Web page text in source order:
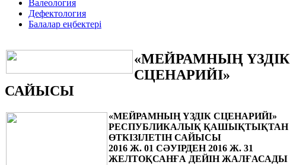
Валеология
Дефектология
Балалар еңбектері
«МЕЙРАМНЫҢ ҮЗДІК
СЦЕНАРИЙІ»
САЙЫСЫ
«МЕЙРАМНЫҢ ҮЗДІК СЦЕНАРИЙІ»
РЕСПУБЛИКАЛЫҚ ҚАШЫҚТЫҚТАН
ӨТКІЗІЛЕТІН САЙЫСЫ
2016 Ж. 01 СӘУІРДЕН 2016 Ж. 31
ЖЕЛТОҚСАНҒА ДЕЙІН ЖАЛҒАСАДЫ